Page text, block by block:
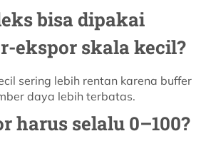
bisa dipakai
ekspor skala kecil?
sering lebih rentan karena buffer
daya lebih terbatas.
harus selalu 0–100?